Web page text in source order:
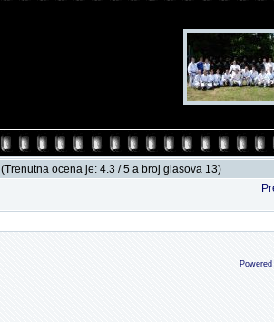
(Trenutna ocena je: 4.3 / 5 a broj glasova 13)